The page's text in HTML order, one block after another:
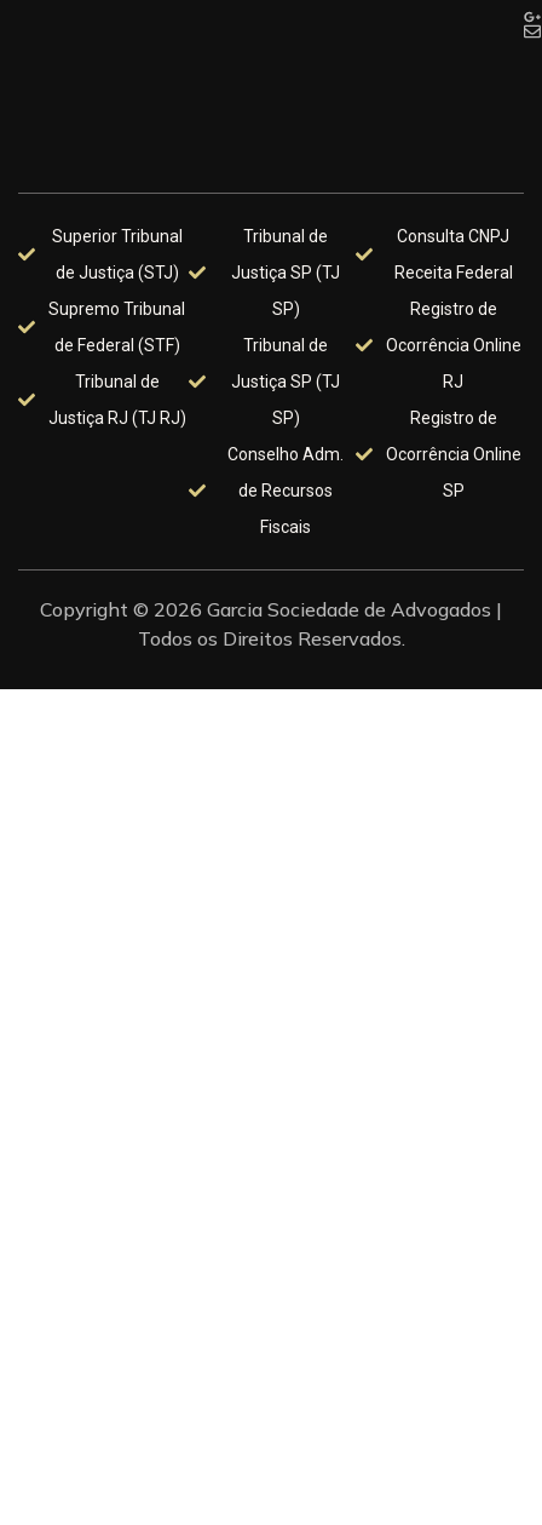
Superior Tribunal
de Justiça (STJ)
Supremo Tribunal
de Federal (STF)
Tribunal de
Justiça RJ (TJ RJ)
Tribunal de
Justiça SP (TJ
SP)
Tribunal de
Justiça SP (TJ
SP)
Conselho Adm.
de Recursos
Fiscais
Consulta CNPJ
Receita Federal
Registro de
Ocorrência Online
RJ
Registro de
Ocorrência Online
SP
Copyright © 2026 Garcia Sociedade de Advogados |
Todos os Direitos Reservados.